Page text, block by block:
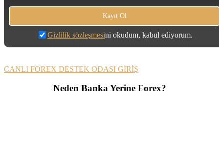
Gizlilik sözleşmesini okudum, kabul ediyorum.
CANLI FOREX DESTEK ODASI GİRİŞ
Neden Banka Yerine Forex?